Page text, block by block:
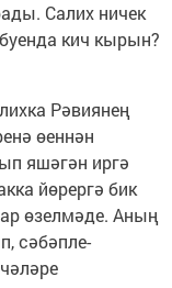
Салих ничек
кич кырын?
Рәвиянең
өеннән
яшәгән иргә
йөрергә бик
өзелмәде. Аның
сәбәпле-